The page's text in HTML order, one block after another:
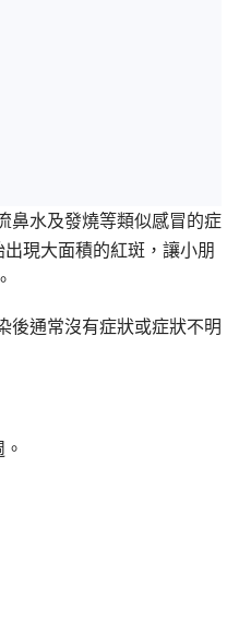
鼻水及發燒等類似感冒的症
現大面積的紅斑，讓小朋
後通常沒有症狀或症狀不明